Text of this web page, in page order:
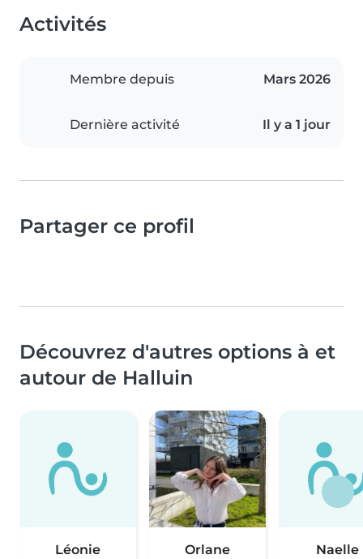
Activités
Membre depuis Mars 2026
Dernière activité Il y a 1 jour
Partager ce profil
Découvrez d'autres options à et
autour de Halluin
Léonie Orlane Naelle